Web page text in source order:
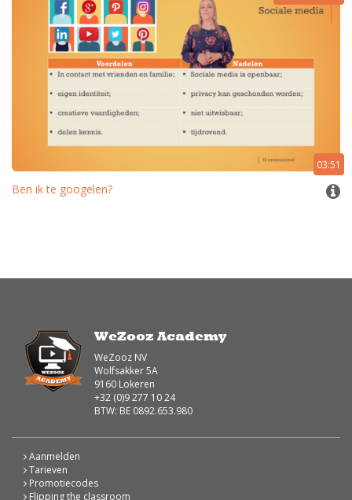
03:51
Ben ik te googelen?
WeZooz Academy
WeZooz NV
Wolfsakker 5A
9160 Lokeren
+32 (0)9 277 10 24
BTW: BE 0892.653.980
Aanmelden
Tarieven
Promotiecodes
Flipping the classroom